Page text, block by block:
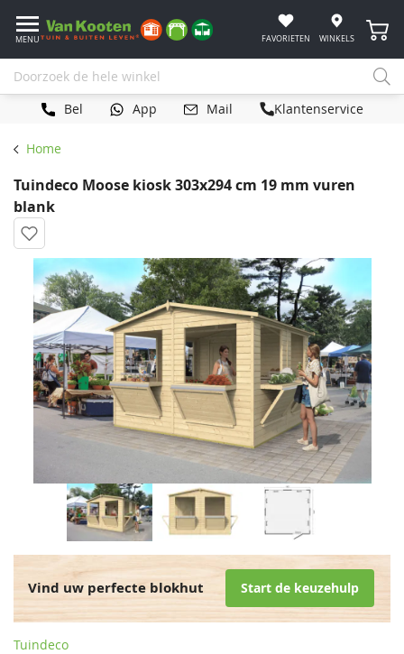
MENU FAVORIETEN WINKELS
Bel App Mail Klantenservice
Home
Tuindeco Moose kiosk 303x294 cm 19 mm vuren
blank
Vind uw perfecte blokhut Start de keuzehulp
Tuindeco